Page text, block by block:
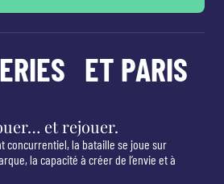
ET PARIS
et rejouer.
concurrentiel, la bataille se joue sur
la capacité à créer de l’envie et à